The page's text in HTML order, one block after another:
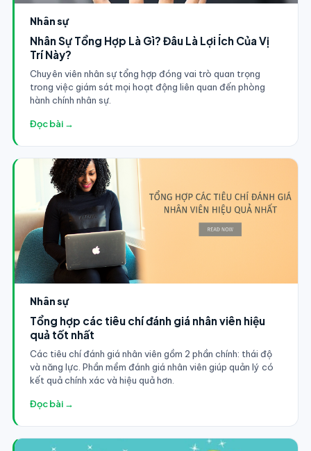
Nhân sự
Nhân Sự Tổng Hợp Là Gì? Đâu Là Lợi Ích Của Vị
Trí Này?
Chuyên viên nhân sự tổng hợp đóng vai trò quan trọng
trong việc giám sát mọi hoạt động liên quan đến phòng
hành chính nhân sự.
Đọc bài →
Nhân sự
Tổng hợp các tiêu chí đánh giá nhân viên hiệu
quả tốt nhất
Các tiêu chí đánh giá nhân viên gồm 2 phần chính: thái độ
và năng lực. Phần mềm đánh giá nhân viên giúp quản lý có
kết quả chính xác và hiệu quả hơn.
Đọc bài →